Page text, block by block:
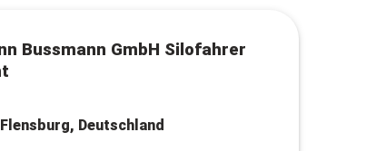
Bussmann GmbH Silofahrer
Flensburg, Deutschland